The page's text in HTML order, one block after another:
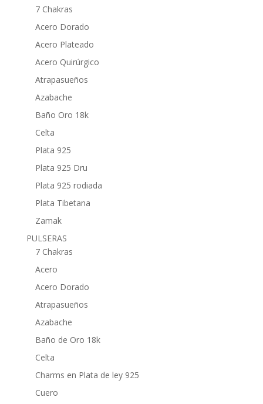
7 Chakras
Acero Dorado
Acero Plateado
Acero Quirúrgico
Atrapasueños
Azabache
Baño Oro 18k
Celta
Plata 925
Plata 925 Dru
Plata 925 rodiada
Plata Tibetana
Zamak
PULSERAS
7 Chakras
Acero
Acero Dorado
Atrapasueños
Azabache
Baño de Oro 18k
Celta
Charms en Plata de ley 925
Cuero